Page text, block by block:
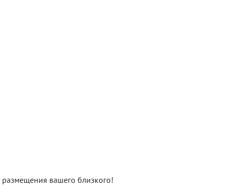
размещения вашего близкого!